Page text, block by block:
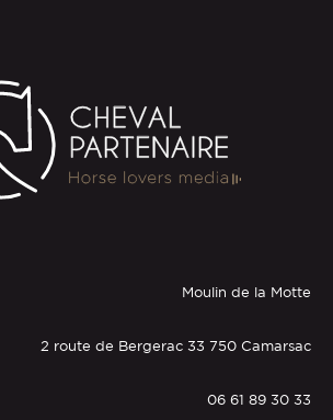
Moulin de la Motte
2 route de Bergerac 33 750 Camarsac
06 61 89 30 33